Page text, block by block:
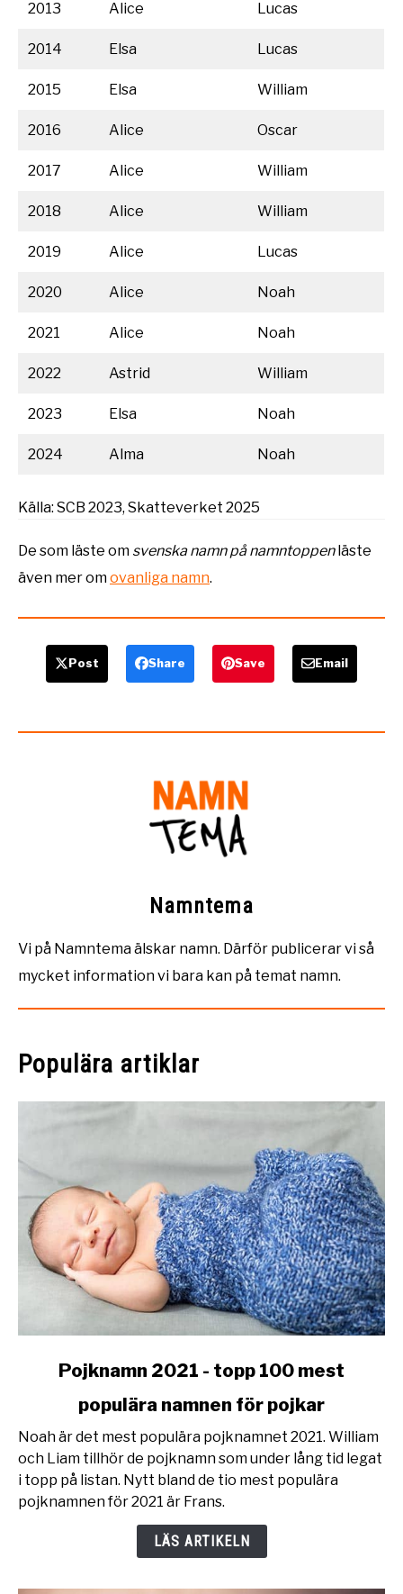
2013 Alice Lucas
2014 Elsa Lucas
2015 Elsa William
2016 Alice Oscar
2017 Alice William
2018 Alice William
2019 Alice Lucas
2020 Alice Noah
2021 Alice Noah
2022 Astrid William
2023 Elsa Noah
2024 Alma Noah
Källa: SCB 2023, Skatteverket 2025
De som läste om svenska namn på namntoppenläste
även mer omovanliga namn.
Post Share Save Email
Namntema
Vi på Namntema älskar namn. Därför publicerar vi så
mycket information vi bara kan på temat namn.
Populära artiklar
Pojknamn
2021
topp
100
mest
Pojknamn 2021 - topp 100 mest
populära namnen för pojkar
Noah är det mest populära pojknamnet 2021. William
och Liam tillhör de pojknamn som under lång tid legat
i topp på listan. Nytt bland de tio mest populära
pojknamnen för 2021 är Frans.
LÄS ARTIKELN